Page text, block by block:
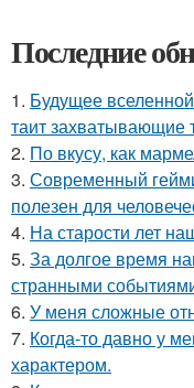
Последние
1. Будущее
таит захватывающие
2. По вкусу, как
3. Современный
полезен для
4. На старости лет
5. За долгое время
странными
6. У меня сложные
7. Когда-то давно у
характером.